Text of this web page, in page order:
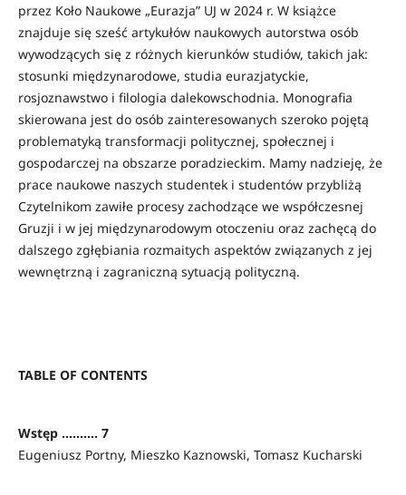
przez Koło Naukowe „Eurazja” UJ w 2024 r. W książce
znajduje się sześć artykułów naukowych autorstwa osób
wywodzących się z różnych kierunków studiów, takich jak:
stosunki międzynarodowe, studia eurazjatyckie,
rosjoznawstwo i filologia dalekowschodnia. Monografia
skierowana jest do osób zainteresowanych szeroko pojętą
problematyką transformacji politycznej, społecznej i
gospodarczej na obszarze poradzieckim. Mamy nadzieję, że
prace naukowe naszych studentek i studentów przybliżą
Czytelnikom zawiłe procesy zachodzące we współczesnej
Gruzji i w jej międzynarodowym otoczeniu oraz zachęcą do
dalszego zgłębiania rozmaitych aspektów związanych z jej
wewnętrzną i zagraniczną sytuacją polityczną.
TABLE OF CONTENTS
Wstęp .......... 7
Eugeniusz Portny, Mieszko Kaznowski, Tomasz Kucharski